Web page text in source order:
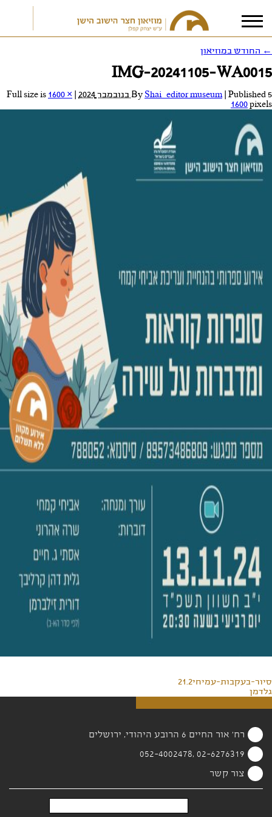
אני מאשר/ת אתתנאי הפרטיות
← החודש במוזיאון
IMG-20241105-WA0015
By Shai_editor museum Published5 בנובמבר 2024
1600 ×
1600pixels
סיור-בעקבות-עמיחי21.2
גלדמן
רח' אור החיים 6 הרובע היהודי, ירושלים
02-6276319 ,052-4002478
צור קשר